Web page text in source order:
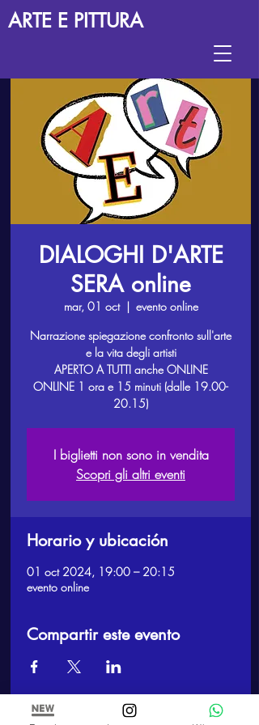
ARTE E PITTURA
DIALOGHI D'ARTE
SERA online
mar, 01 oct
  |
evento online
Narrazione spiegazione confronto sull'arte
e la vita degli artisti
APERTO A TUTTI anche ONLINE
ONLINE 1 ora e 15 minuti (dalle 19.00-
I biglietti non sono in vendita
Scopri gli altri eventi
Horario y ubicación
01 oct 2024, 19:00 – 20:15
evento online
Compartir este evento